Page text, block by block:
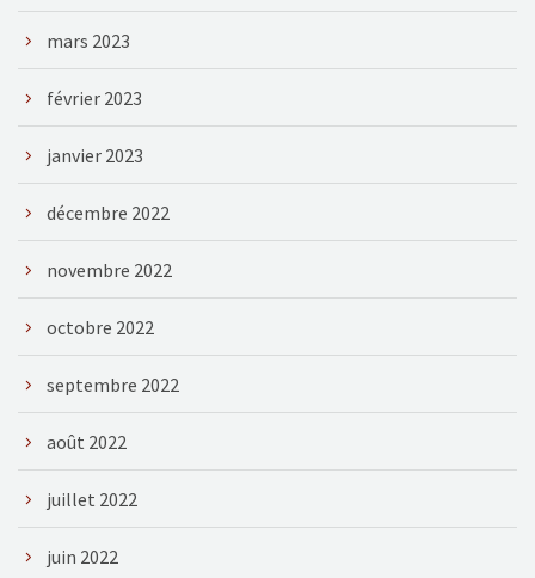
mars 2023
février 2023
janvier 2023
décembre 2022
novembre 2022
octobre 2022
septembre 2022
août 2022
juillet 2022
juin 2022